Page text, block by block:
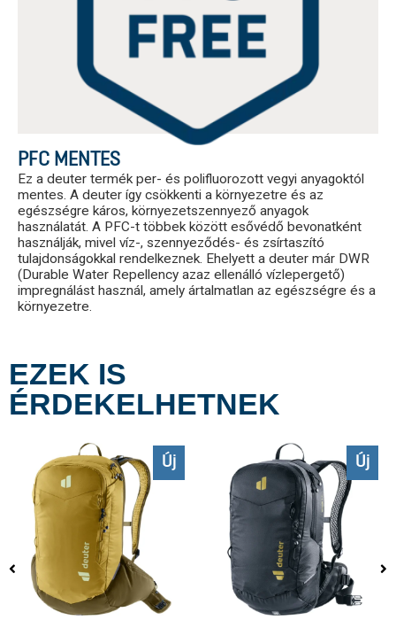
PFC MENTES
Ez a deuter termék per- és polifluorozott vegyi anyagoktól
mentes. A deuter így csökkenti a környezetre és az
egészségre káros, környezetszennyező anyagok
használatát. A PFC-t többek között esővédő bevonatként
használják, mivel víz-, szennyeződés- és zsírtaszító
tulajdonságokkal rendelkeznek. Ehelyett a deuter már DWR
(Durable Water Repellency azaz ellenálló vízlepergető)
impregnálást használ, amely ártalmatlan az egészségre és a
környezetre.
EZEK IS
ÉRDEKELHETNEK
Új Új